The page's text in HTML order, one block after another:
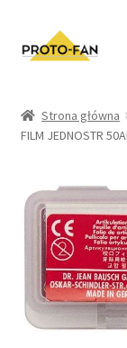
Kursy
O nas
FAQ
Zwroty i
Regulamin
Strona główna
FILM JEDNOSTR